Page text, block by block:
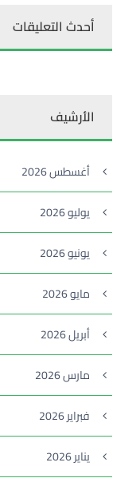
أحدث التعليقات
الأرشيف
أغسطس 2026
يوليو 2026
يونيو 2026
مايو 2026
أبريل 2026
مارس 2026
فبراير 2026
يناير 2026